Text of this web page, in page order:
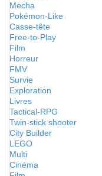
Mecha
Pokémon-Like
Casse-tête
Free-to-Play
Film
Horreur
FMV
Survie
Exploration
Livres
Tactical-RPG
Twin-stick shooter
City Builder
LEGO
Multi
Cinéma